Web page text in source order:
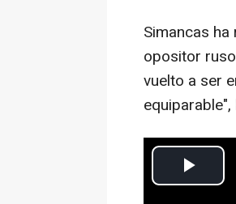
Simancas
opositor
vuelto a ser
Europa
Actualizado: